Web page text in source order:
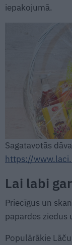
iepakojumā.
Sagatavotās
https://
Lai labi
Priecīgus un
papardes ziedus
Populārākie